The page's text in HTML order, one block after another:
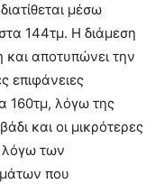
μέσω
144τμ. Η διάμεση
και αποτυπώνει την
επιφάνειες
160τμ, λόγω της
και οι μικρότερες
λόγω των
που